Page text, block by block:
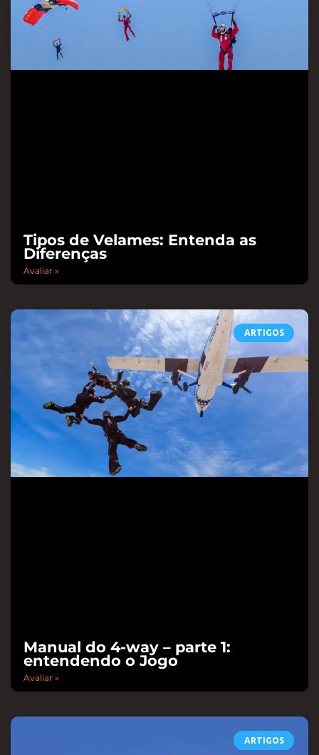
Tipos de Velames: Entenda as
Diferenças
Avaliar »
ARTIGOS
Manual do 4-way – parte 1:
entendendo o Jogo
Avaliar »
ARTIGOS